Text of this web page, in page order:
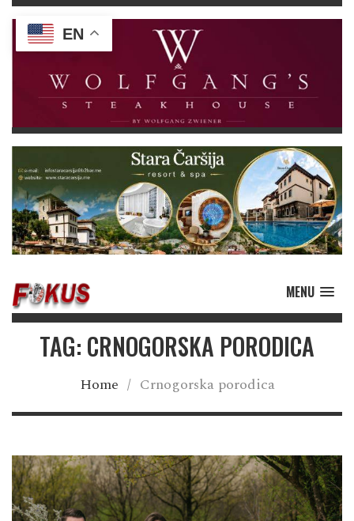
MENU
TAG: CRNOGORSKA PORODICA
Home / Crnogorska porodica
EN